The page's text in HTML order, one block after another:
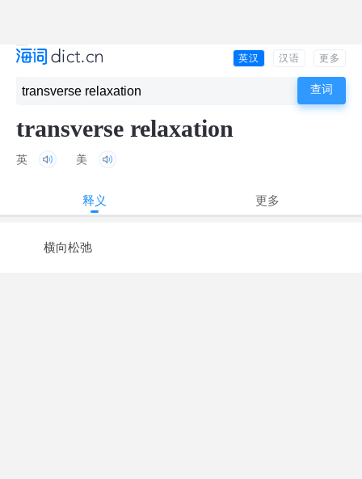
英汉 汉语 更多
transverse relaxation
英 美
释义 更多
横向松弛